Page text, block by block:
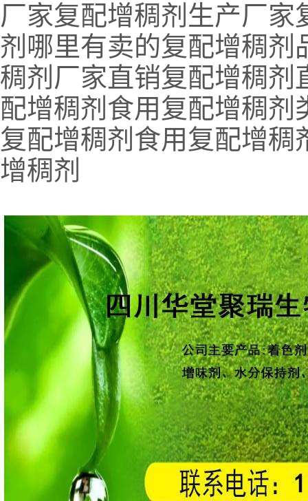
厂家复配增稠剂生产厂
剂哪里有卖的复配增稠剂
稠剂厂家直销复配增稠剂
配增稠剂食用复配增稠剂
复配增稠剂食用复配增
增稠剂